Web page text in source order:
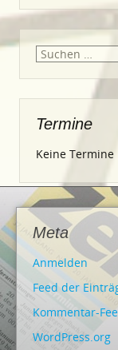
Suche
Termine
Keine Termine
Meta
Anmelden
Feed der
Kommentar-
WordPress.org